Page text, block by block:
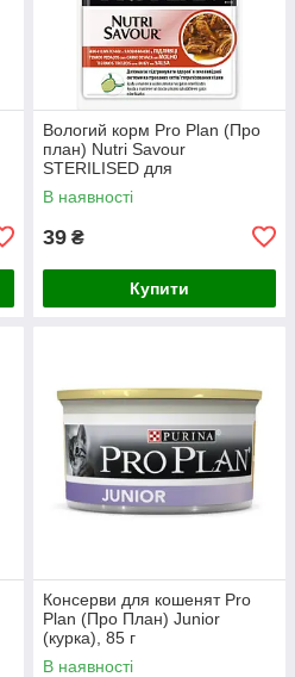
Вологий корм Pro Plan (Про
план) Nutri Savour
STERILISED для
стерилізованих кішок
(яловичина в соусі), 85 г
В наявності
39 ₴
Купити
Консерви для кошенят Pro
Plan (Про План) Junior
(курка), 85 г
В наявності